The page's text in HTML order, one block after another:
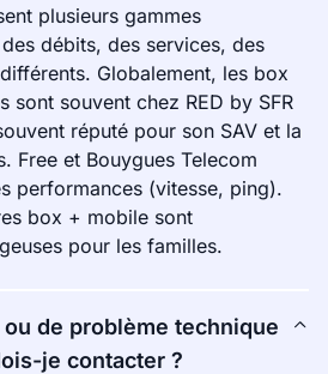
plusieurs gammes
débits, des services, des
Globalement, les box
sont souvent chez RED by SFR
réputé pour son SAV et la
Free et Bouygues Telecom
performances (vitesse, ping).
box + mobile sont
pour les familles.
ou de problème technique
je contacter ?